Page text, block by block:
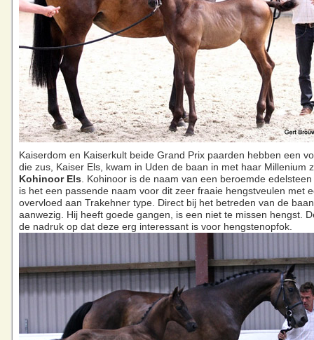
Kaiserdom en Kaiserkult beide Grand Prix paarden hebben een
die zus, Kaiser Els, kwam in Uden de baan in met haar Millenium
Kohinoor Els. Kohinoor is de naam van een beroemde
is het een passende naam voor dit zeer fraaie hengstveulen met
overvloed aan Trakehner type. Direct bij het betreden van de
aanwezig. Hij heeft goede gangen, is een niet te missen hengst.
de nadruk op dat deze erg interessant is voor hengstenopfok.